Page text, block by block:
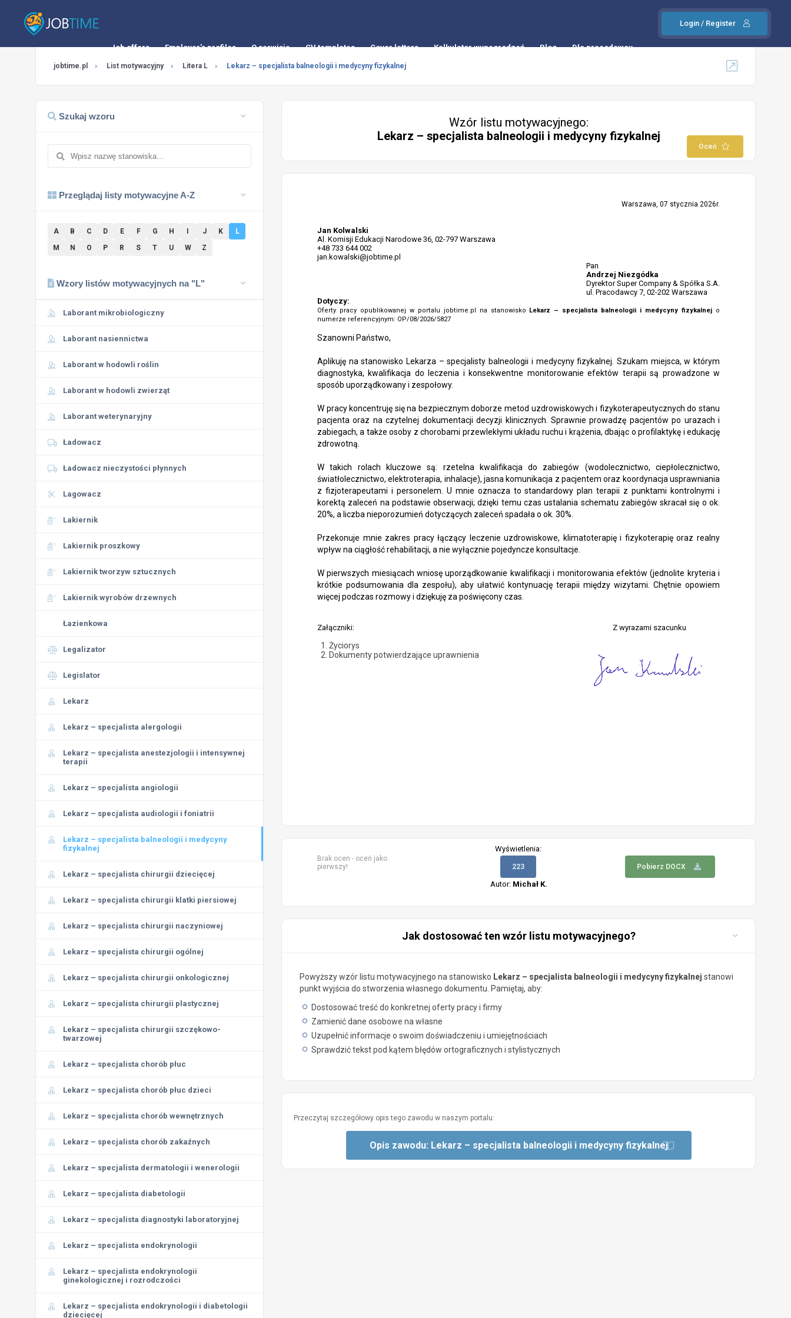
Login / Register
Job offers Employer's profiles O serwisie CV templates Cover letters Kalkulator wynagrodzeń Blog Dla pracodawcy
jobtime.pl List motywacyjny Litera L Lekarz – specjalista balneologii i medycyny fizykalnej
Szukaj wzoru
Przeglądaj listy motywacyjne A-Z
A B C D E F G H J K
L
M
N O P R S T U W Z
Wzory listów motywacyjnych na "L"
Laborant mikrobiologiczny
Laborant nasiennictwa
Laborant w hodowli roślin
Laborant w hodowli zwierząt
Laborant weterynaryjny
Ładowacz
Ładowacz nieczystości płynnych
Lagowacz
Lakiernik
Lakiernik proszkowy
Lakiernik tworzyw sztucznych
Lakiernik wyrobów drzewnych
Łazienkowa
Legalizator
Legislator
Lekarz
Lekarz – specjalista alergologii
Lekarz – specjalista anestezjologii i intensywnej
terapii
Lekarz – specjalista angiologii
Lekarz – specjalista audiologii i foniatrii
Lekarz – specjalista balneologii i medycyny
fizykalnej
Lekarz – specjalista chirurgii dziecięcej
Lekarz – specjalista chirurgii klatki piersiowej
Lekarz – specjalista chirurgii naczyniowej
Lekarz – specjalista chirurgii ogólnej
Lekarz – specjalista chirurgii onkologicznej
Lekarz – specjalista chirurgii plastycznej
Lekarz – specjalista chirurgii szczękowo-
twarzowej
Lekarz – specjalista chorób płuc
Lekarz – specjalista chorób płuc dzieci
Lekarz – specjalista chorób wewnętrznych
Lekarz – specjalista chorób zakaźnych
Lekarz – specjalista dermatologii i wenerologii
Lekarz – specjalista diabetologii
Lekarz – specjalista diagnostyki laboratoryjnej
Lekarz – specjalista endokrynologii
Lekarz – specjalista endokrynologii
ginekologicznej i rozrodczości
Lekarz – specjalista endokrynologii i diabetologii
dziecięcej
Wzór listu motywacyjnego:
Lekarz – specjalista balneologii i medycyny fizykalnej
Oceń
Warszawa, 07 stycznia 2026r.
Jan Kolwalski
Al. Komisji Edukacji Narodowe 36, 02-797 Warszawa
+48 733 644 002
jan.kowalski@jobtime.pl
Pan
Andrzej Niezgódka
Dyrektor Super Company & Spółka S.A.
ul. Pracodawcy 7, 02-202 Warszawa
Dotyczy:
Oferty pracy opublikowanej w portalu jobtime.pl na stanowisko Lekarz – specjalista balneologii i medycyny fizykalnej o
numerze referencyjnym: OP/08/2026/5827
Szanowni Państwo,
Aplikuję na stanowisko Lekarza – specjalisty balneologii i medycyny fizykalnej. Szukam miejsca, w którym
diagnostyka, kwalifikacja do leczenia i konsekwentne monitorowanie efektów terapii są prowadzone w
sposób uporządkowany i zespołowy.
W pracy koncentruję się na bezpiecznym doborze metod uzdrowiskowych i fizykoterapeutycznych do stanu
pacjenta oraz na czytelnej dokumentacji decyzji klinicznych. Sprawnie prowadzę pacjentów po urazach i
zabiegach, a także osoby z chorobami przewlekłymi układu ruchu i krążenia, dbając o profilaktykę i edukację
zdrowotną.
W takich rolach kluczowe są: rzetelna kwalifikacja do zabiegów (wodolecznictwo, ciepłolecznictwo,
światłolecznictwo, elektroterapia, inhalacje), jasna komunikacja z pacjentem oraz koordynacja usprawniania
z fizjoterapeutami i personelem. U mnie oznacza to standardowy plan terapii z punktami kontrolnymi i
korektą zaleceń na podstawie obserwacji; dzięki temu czas ustalania schematu zabiegów skracał się o ok.
20%, a liczba nieporozumień dotyczących zaleceń spadała o ok. 30%.
Przekonuje mnie zakres pracy łączący leczenie uzdrowiskowe, klimatoterapię i fizykoterapię oraz realny
wpływ na ciągłość rehabilitacji, a nie wyłącznie pojedyncze konsultacje.
W pierwszych miesiącach wniosę uporządkowanie kwalifikacji i monitorowania efektów (jednolite kryteria i
krótkie podsumowania dla zespołu), aby ułatwić kontynuację terapii między wizytami. Chętnie opowiem
więcej podczas rozmowy i dziękuję za poświęcony czas.
Załączniki:
Życiorys
Dokumenty potwierdzające uprawnienia
Z wyrazami szacunku
Brak ocen - oceń jako
pierwszy!
Wyświetlenia:
223 Pobierz DOCX
Autor: Michał K.
Jak dostosować ten wzór listu motywacyjnego?
Powyższy wzór listu motywacyjnego na stanowisko Lekarz – specjalista balneologii i medycyny fizykalnej stanowi
punkt wyjścia do stworzenia własnego dokumentu. Pamiętaj, aby:
Dostosować treść do konkretnej oferty pracy i firmy
Zamienić dane osobowe na własne
Uzupełnić informacje o swoim doświadczeniu i umiejętnościach
Sprawdzić tekst pod kątem błędów ortograficznych i stylistycznych
Przeczytaj szczegółowy opis tego zawodu w naszym portalu:
Opis zawodu: Lekarz – specjalista balneologii i medycyny fizykalnej